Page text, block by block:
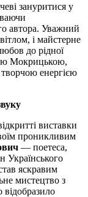
зануритися у
автора. Уважний
і майстерне
до рідної
Мокрицькою,
енергією
виставки
проникливим
— поетеса,
Українського
яскравим
мистецтво з